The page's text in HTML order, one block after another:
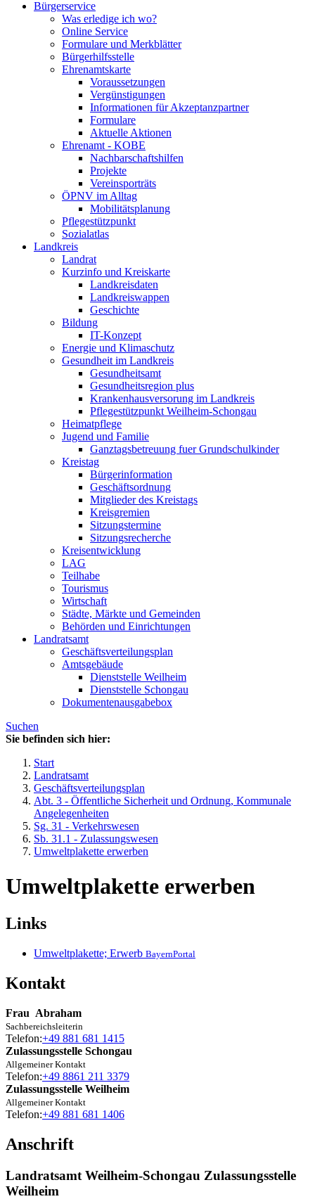
Bürgerservice
Was erledige ich wo?
Online Service
Formulare und Merkblätter
Bürgerhilfsstelle
Ehrenamtskarte
Voraussetzungen
Vergünstigungen
Informationen für Akzeptanzpartner
Formulare
Aktuelle Aktionen
Ehrenamt - KOBE
Nachbarschaftshilfen
Projekte
Vereinsporträts
ÖPNV im Alltag
Mobilitätsplanung
Pflegestützpunkt
Sozialatlas
Landkreis
Landrat
Kurzinfo und Kreiskarte
Landkreisdaten
Landkreiswappen
Geschichte
Bildung
IT-Konzept
Energie und Klimaschutz
Gesundheit im Landkreis
Gesundheitsamt
Gesundheitsregion plus
Krankenhausversorung im Landkreis
Pflegestützpunkt Weilheim-Schongau
Heimatpflege
Jugend und Familie
Ganztagsbetreuung fuer Grundschulkinder
Kreistag
Bürgerinformation
Geschäftsordnung
Mitglieder des Kreistags
Kreisgremien
Sitzungstermine
Sitzungsrecherche
Kreisentwicklung
LAG
Teilhabe
Tourismus
Wirtschaft
Städte, Märkte und Gemeinden
Behörden und Einrichtungen
Landratsamt
Geschäftsverteilungsplan
Amtsgebäude
Dienststelle Weilheim
Dienststelle Schongau
Dokumentenausgabebox
Suchen
Sie befinden sich hier:
Start
Landratsamt
Geschäftsverteilungsplan
Abt. 3 - Öffentliche Sicherheit und Ordnung, Kommunale
Angelegenheiten
Sg. 31 - Verkehrswesen
Sb. 31.1 - Zulassungswesen
Umweltplakette erwerben
Umweltplakette erwerben
Links
Umweltplakette; Erwerb BayernPortal
Kontakt
Frau Abraham
Sachbereichsleiterin
Telefon:+49 881 681 1415
Zulassungsstelle Schongau
Allgemeiner Kontakt
Telefon:+49 8861 211 3379
Zulassungsstelle Weilheim
Allgemeiner Kontakt
Telefon:+49 881 681 1406
Anschrift
Landratsamt Weilheim-Schongau Zulassungsstelle
Weilheim